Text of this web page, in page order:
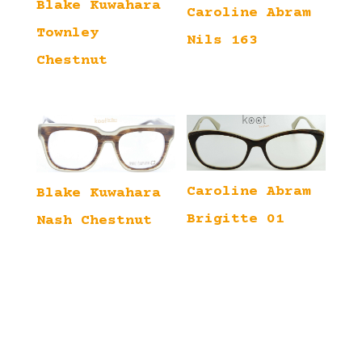
Blake Kuwahara
Townley
Chestnut
Caroline Abram
Nils 163
Blake Kuwahara
Nash Chestnut
Caroline Abram
Brigitte 01